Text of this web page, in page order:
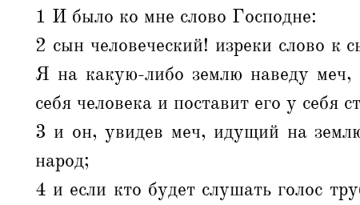
1 И было ко мне слово Господне:
2 сын человеческий! изреки слово к
Я на какую-либо землю наведу меч,
себя человека и поставит его у себя
3 и он, увидев меч, идущий на
народ;
4 и если кто будет слушать голос